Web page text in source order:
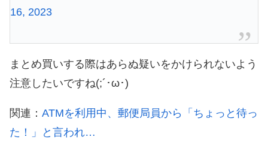
16, 2023
まとめ買いする際はあらぬ疑いをかけられないよう
注意したいですね(;´･ω･)
関連： ATMを利用中、郵便局員から「ちょっと待っ
た！」と言われ…